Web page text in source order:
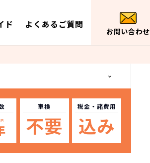
ド よくあるご質問
お問い合わせ
回
車検
不要
税金 ・諸費用
込み